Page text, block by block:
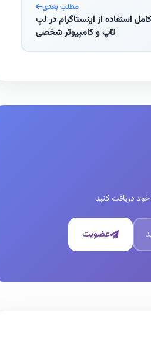
مطلب بعدی
استفاده از اینستاگرام در لپ
تاپ و کامپیوتر شخصی
دریافت کنید
عضویت